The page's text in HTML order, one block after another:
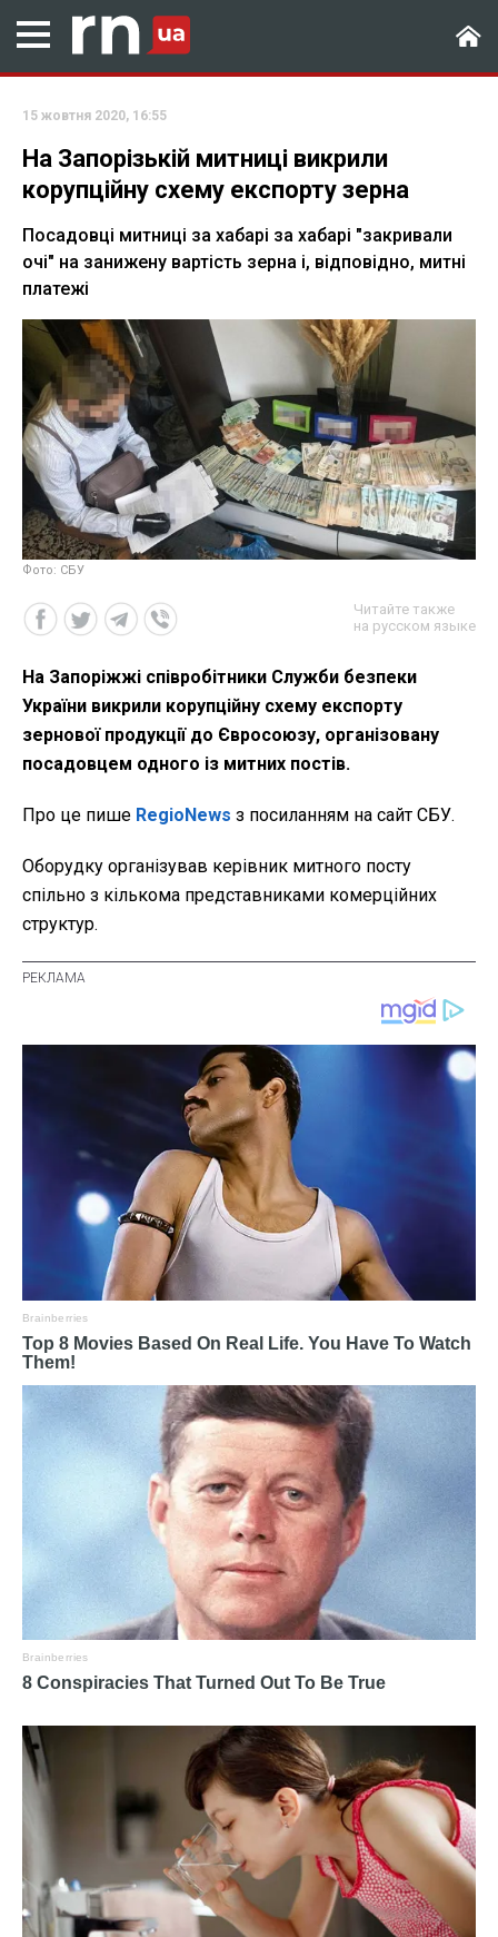
15 жовтня 2020, 16:55
На Запорізькій митниці викрили
корупційну схему експорту зерна
Посадовці митниці за хабарі за хабарі "закривали
очі" на занижену вартість зерна і, відповідно, митні
платежі
Фото: СБУ
Читайте также
на русском языке
На Запоріжжі співробітники Служби безпеки
України викрили корупційну схему експорту
зернової продукції до Євросоюзу, організовану
посадовцем одного із митних постів.
Про це пише RegioNews з посиланням на сайт СБУ.
Оборудку організував керівник митного посту
спільно з кількома представниками комерційних
структур.